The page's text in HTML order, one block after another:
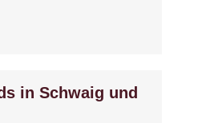
in Schwaig und